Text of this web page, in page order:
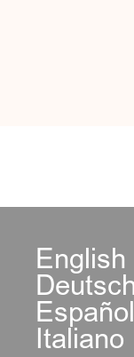
English
Italiano